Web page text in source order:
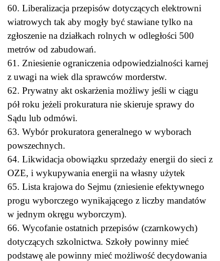
60. Liberalizacja przepisów dotyczących elektrowni
wiatrowych tak aby mogły być stawiane tylko na
zgłoszenie na działkach rolnych w odległości 500
metrów od zabudowań.
61. Zniesienie ograniczenia odpowiedzialności karnej
z uwagi na wiek dla sprawców morderstw.
62. Prywatny akt oskarżenia możliwy jeśli w ciągu
pół roku jeżeli prokuratura nie skieruje sprawy do
Sądu lub odmówi.
63. Wybór prokuratora generalnego w wyborach
powszechnych.
64. Likwidacja obowiązku sprzedaży energii do sieci z
OZE, i wykupywania energii na własny użytek
65. Lista krajowa do Sejmu (zniesienie efektywnego
progu wyborczego wynikającego z liczby mandatów
w jednym okręgu wyborczym).
66. Wycofanie ostatnich przepisów (czarnkowych)
dotyczących szkolnictwa. Szkoły powinny mieć
podstawę ale powinny mieć możliwość decydowania